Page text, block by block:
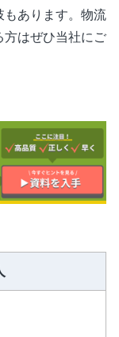
もあります。物流
方はぜひ当社にご